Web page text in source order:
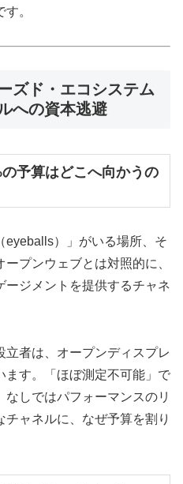
。
ズド・エコシステム
への資本逃避
予算はどこへ向かうの
eyeballs）」がいる場所、そ
プンウェブとは対照的に、
ジメントを提供するチャネ
者は、オープンディスプレ
ます。「ほぼ測定不可能」で
しではパフォーマンスのリ
ャネルに、なぜ予算を割り